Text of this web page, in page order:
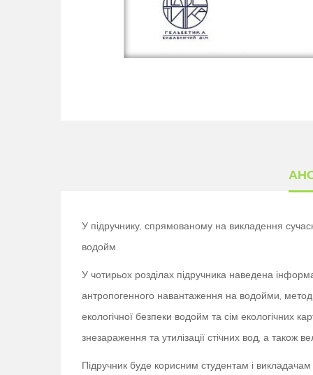
У підручнику, спрямованому на викладення
водойм.
У чотирьох розділах підручника наведена
антропогенного навантаження на водойми,
екологічної безпеки водойм та сім екологічних
знезараження та утилізації стічних вод, а також
Підручник буде корисним студентам і викладачам